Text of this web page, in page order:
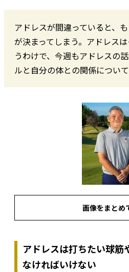
アドレスが間違っていると、
が決まってしまう。アドレス
うわけで、今週もアドレスの
ルと自分の体との関係について
画像をまとめ
アドレスは打ちたい球筋
なければいけない